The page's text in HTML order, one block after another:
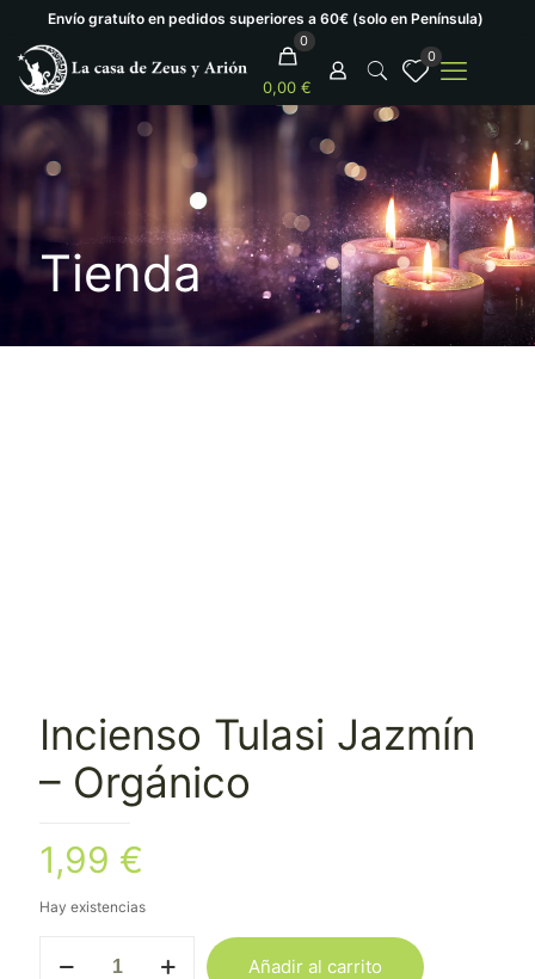
Envío gratuíto en pedidos superiores a 60€ (solo en Península)
0
0,00 €
0
Tienda
Incienso Tulasi Jazmín
– Orgánico
1,99 €
Hay existencias
Tulasi
Añadir al carrito